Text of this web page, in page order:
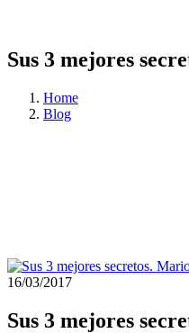
Sus 3 mejores
Home
Blog
16/03/2017
Sus 3 mejores